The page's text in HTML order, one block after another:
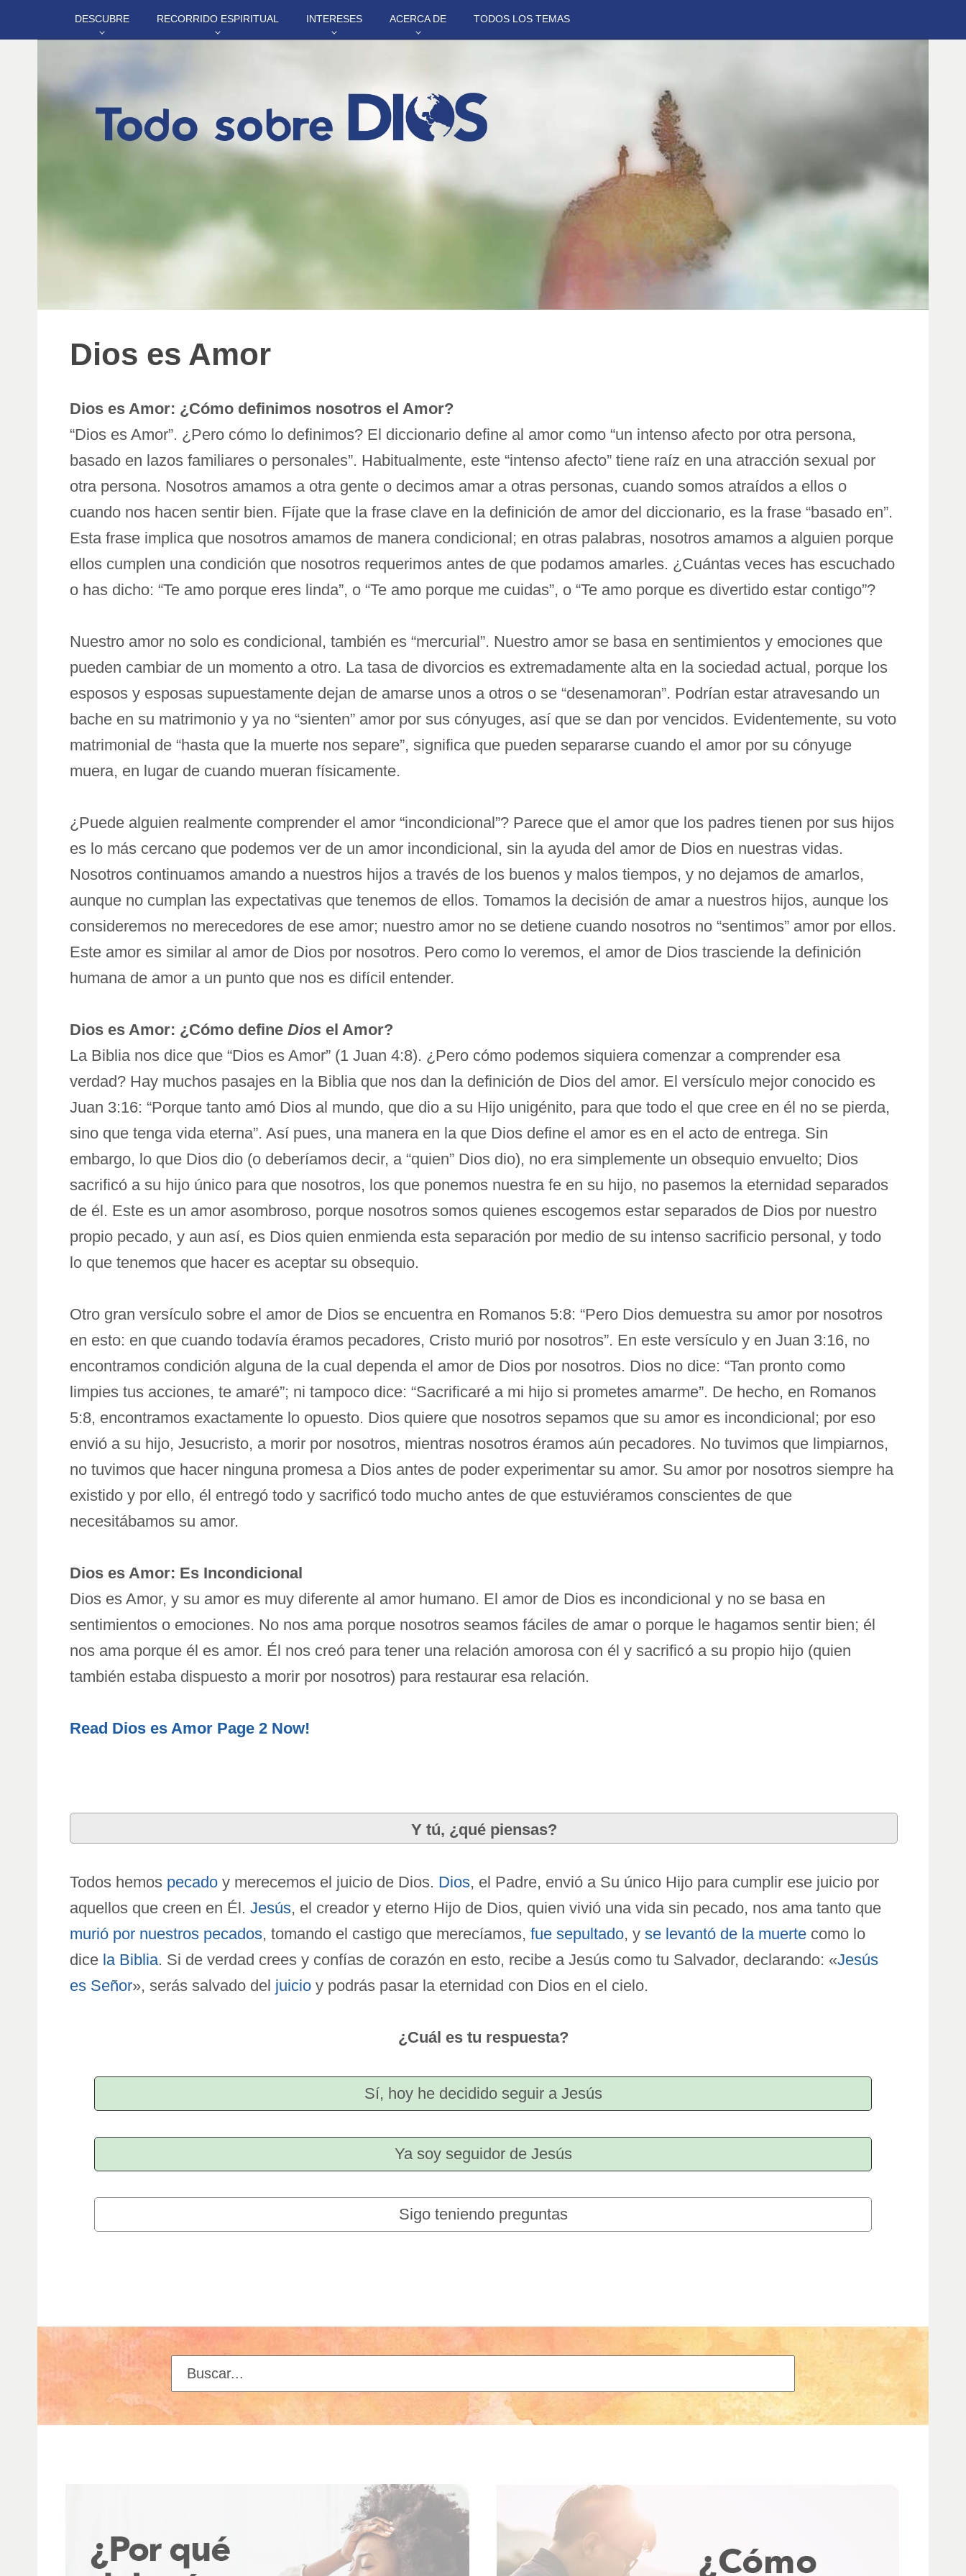
Dios es Amor
Dios es Amor: ¿Cómo definimos nosotros el Amor?
“Dios es Amor”. ¿Pero cómo lo definimos? El diccionario define al amor como “un intenso afecto por otra persona,
basado en lazos familiares o personales”. Habitualmente, este “intenso afecto” tiene raíz en una atracción sexual por
otra persona. Nosotros amamos a otra gente o decimos amar a otras personas, cuando somos atraídos a ellos o
cuando nos hacen sentir bien. Fíjate que la frase clave en la definición de amor del diccionario, es la frase “basado en”.
Esta frase implica que nosotros amamos de manera condicional; en otras palabras, nosotros amamos a alguien porque
ellos cumplen una condición que nosotros requerimos antes de que podamos amarles. ¿Cuántas veces has escuchado
o has dicho: “Te amo porque eres linda”, o “Te amo porque me cuidas”, o “Te amo porque es divertido estar contigo”?
Nuestro amor no solo es condicional, también es “mercurial”. Nuestro amor se basa en sentimientos y emociones que
pueden cambiar de un momento a otro. La tasa de divorcios es extremadamente alta en la sociedad actual, porque los
esposos y esposas supuestamente dejan de amarse unos a otros o se “desenamoran”. Podrían estar atravesando un
bache en su matrimonio y ya no “sienten” amor por sus cónyuges, así que se dan por vencidos. Evidentemente, su voto
matrimonial de “hasta que la muerte nos separe”, significa que pueden separarse cuando el amor por su cónyuge
muera, en lugar de cuando mueran físicamente.
¿Puede alguien realmente comprender el amor “incondicional”? Parece que el amor que los padres tienen por sus hijos
es lo más cercano que podemos ver de un amor incondicional, sin la ayuda del amor de Dios en nuestras vidas.
Nosotros continuamos amando a nuestros hijos a través de los buenos y malos tiempos, y no dejamos de amarlos,
aunque no cumplan las expectativas que tenemos de ellos. Tomamos la decisión de amar a nuestros hijos, aunque los
consideremos no merecedores de ese amor; nuestro amor no se detiene cuando nosotros no “sentimos” amor por ellos.
Este amor es similar al amor de Dios por nosotros. Pero como lo veremos, el amor de Dios trasciende la definición
humana de amor a un punto que nos es difícil entender.
Dios es Amor: ¿Cómo define Dios el Amor?
La Biblia nos dice que “Dios es Amor” (1 Juan 4:8). ¿Pero cómo podemos siquiera comenzar a comprender esa
verdad? Hay muchos pasajes en la Biblia que nos dan la definición de Dios del amor. El versículo mejor conocido es
Juan 3:16: “Porque tanto amó Dios al mundo, que dio a su Hijo unigénito, para que todo el que cree en él no se pierda,
sino que tenga vida eterna”. Así pues, una manera en la que Dios define el amor es en el acto de entrega. Sin
embargo, lo que Dios dio (o deberíamos decir, a “quien” Dios dio), no era simplemente un obsequio envuelto; Dios
sacrificó a su hijo único para que nosotros, los que ponemos nuestra fe en su hijo, no pasemos la eternidad separados
de él. Este es un amor asombroso, porque nosotros somos quienes escogemos estar separados de Dios por nuestro
propio pecado, y aun así, es Dios quien enmienda esta separación por medio de su intenso sacrificio personal, y todo
lo que tenemos que hacer es aceptar su obsequio.
Otro gran versículo sobre el amor de Dios se encuentra en Romanos 5:8: “Pero Dios demuestra su amor por nosotros
en esto: en que cuando todavía éramos pecadores, Cristo murió por nosotros”. En este versículo y en Juan 3:16, no
encontramos condición alguna de la cual dependa el amor de Dios por nosotros. Dios no dice: “Tan pronto como
limpies tus acciones, te amaré”; ni tampoco dice: “Sacrificaré a mi hijo si prometes amarme”. De hecho, en Romanos
5:8, encontramos exactamente lo opuesto. Dios quiere que nosotros sepamos que su amor es incondicional; por eso
envió a su hijo, Jesucristo, a morir por nosotros, mientras nosotros éramos aún pecadores. No tuvimos que limpiarnos,
no tuvimos que hacer ninguna promesa a Dios antes de poder experimentar su amor. Su amor por nosotros siempre ha
existido y por ello, él entregó todo y sacrificó todo mucho antes de que estuviéramos conscientes de que
necesitábamos su amor.
Dios es Amor: Es Incondicional
Dios es Amor, y su amor es muy diferente al amor humano. El amor de Dios es incondicional y no se basa en
sentimientos o emociones. No nos ama porque nosotros seamos fáciles de amar o porque le hagamos sentir bien; él
nos ama porque él es amor. Él nos creó para tener una relación amorosa con él y sacrificó a su propio hijo (quien
también estaba dispuesto a morir por nosotros) para restaurar esa relación.
Read Dios es Amor Page 2 Now!
Y tú, ¿qué piensas?
Todos hemos pecado y merecemos el juicio de Dios. Dios, el Padre, envió a Su único Hijo para cumplir ese juicio por
aquellos que creen en Él. Jesús, el creador y eterno Hijo de Dios, quien vivió una vida sin pecado, nos ama tanto que
murió por nuestros pecados, tomando el castigo que merecíamos, fue sepultado, y se levantó de la muerte como lo
dice la Biblia. Si de verdad crees y confías de corazón en esto, recibe a Jesús como tu Salvador, declarando: «Jesús
es Señor», serás salvado del juicio y podrás pasar la eternidad con Dios en el cielo.
¿Cuál es tu respuesta?
Sí, hoy he decidido seguir a Jesús
Ya soy seguidor de Jesús
Sigo teniendo preguntas
DESCUBRE RECORRIDO ESPIRITUAL INTERESES ACERCA DE TODOS LOS TEMAS